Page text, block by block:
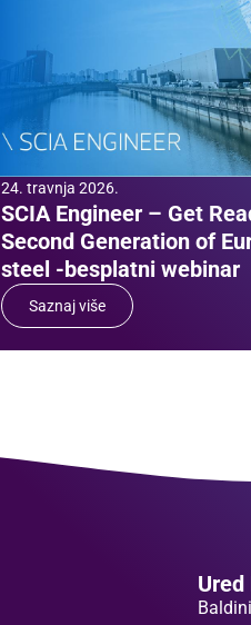
24. travnja 2026.
SCIA Engineer – Get
Second Generation of
steel -besplatni webinar
Saznaj više